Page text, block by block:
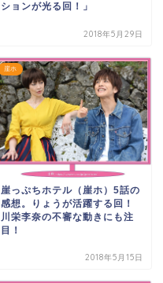
ションが光る回！」
2018年5月29日
崖ホ
崖っぷちホテル（崖ホ）5話の
感想。りょうが活躍する回！
川栄李奈の不審な動きにも注
目！
2018年5月15日